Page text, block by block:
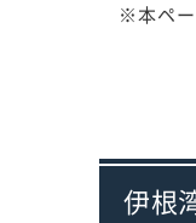
※本ペー
伊根